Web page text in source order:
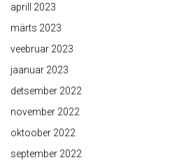
aprill 2023
märts 2023
veebruar 2023
jaanuar 2023
detsember 2022
november 2022
oktoober 2022
september 2022